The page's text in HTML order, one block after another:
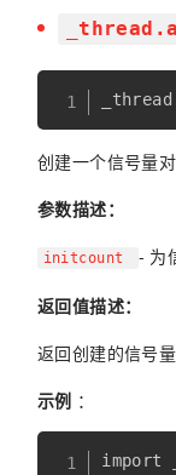
_thread
创建一个信号量对
参数描述：
initcount - 为
返回值描述：
返回创建的信号量
示例 ：
import